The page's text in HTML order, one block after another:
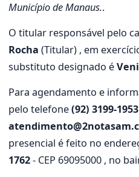
Município de Manaus..
O titular responsável pelo
Rocha (Titular) , em
substituto designado é
Para agendamento e
pelo telefone(92) 3199-1953
presencial é feito no
1762- CEP 69095000 , no